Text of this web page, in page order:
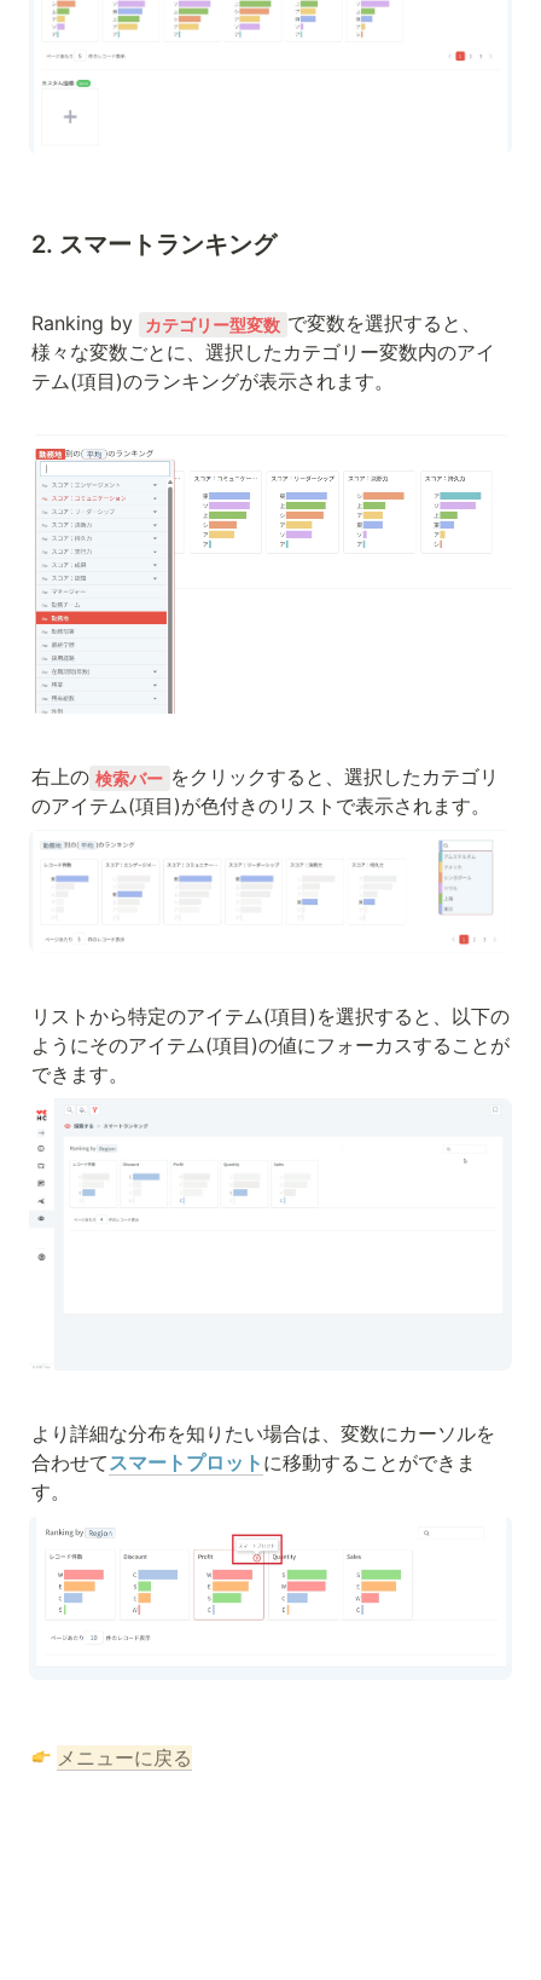
2. スマートランキング
Ranking by カテゴリー型変数 で変数を選択すると、
様々な変数ごとに、選択したカテゴリー変数内のアイ
テム(項目)のランキングが表示されます。
右上の 検索バー をクリックすると、選択したカテゴリ
のアイテム(項目)が色付きのリストで表示されます。
リストから特定のアイテム(項目)を選択すると、以下の
ようにそのアイテム(項目)の値にフォーカスすることが
できます。
より詳細な分布を知りたい場合は、変数にカーソルを
合わせてスマートプロット に移動することができま
す。
メニューに戻る